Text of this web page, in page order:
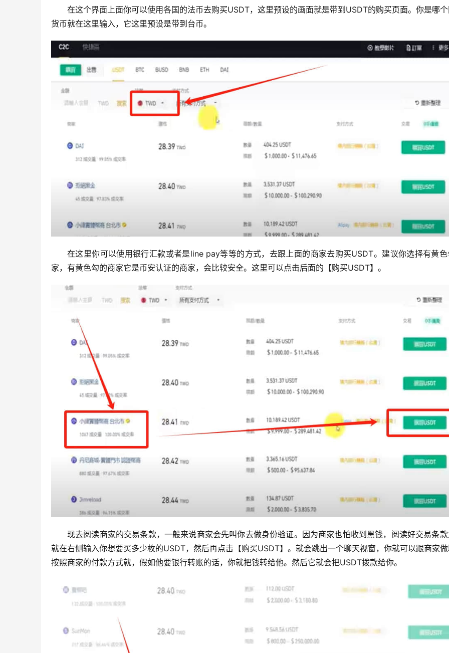
在这个界面上面你可以使用各国的法币去购买USDT，这里预设的画面就是带到USDT的购买页面。你是哪
货币就在这里输入，它这里预设是带到台币。
在这里你可以使用银行汇款或者是line pay等等的方式，去跟上面的商家去购买USDT。建议你选择有黄
家，有黄色勾的商家它是币安认证的商家，会比较安全。这里可以点击后面的【购买USDT】。
现去阅读商家的交易条款，一般来说商家会先叫你去做身份验证。因为商家也怕收到黑钱，阅读好交易条
就在右侧输入你想要买多少枚的USDT，然后再点击【购买USDT】。就会跳出一个聊天视窗，你就可以跟商家
按照商家的付款方式就，假如他要银行转账的话，你就把钱转给他。然后它就会把USDT拨款给你。